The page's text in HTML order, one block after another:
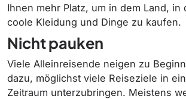
Ihnen mehr Platz, um in dem Land, in
coole Kleidung und Dinge zu kaufen.
Nicht pauken
Viele Alleinreisende neigen zu
dazu, möglichst viele Reiseziele in
Zeitraum unterzubringen. Meistens